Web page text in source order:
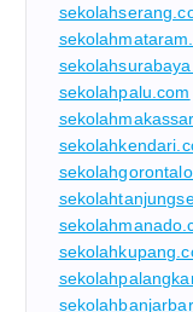
sekolahpalu.com